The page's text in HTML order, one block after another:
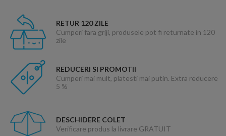
RETUR 120 ZILE
Cumperi fara griji, produsele pot fi returnate in 120
zile
REDUCERI SI PROMOTII
Cumperi mai mult, platesti mai putin. Extra reducere
5 %
DESCHIDERE COLET
Verificare produs la livrare GRATUIT